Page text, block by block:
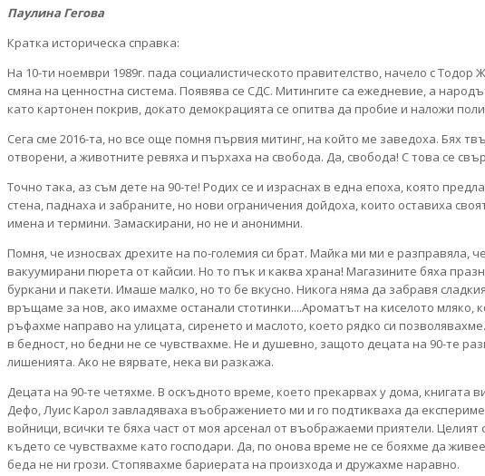
Паулина Гегова
Кратка историческа справка:
На 10-ти ноември 1989г. пада социалистическото правителство, начело с
смяна на ценностна система. Появява се СДС. Митингите са ежедневие, а
като картонен покрив, докато демокрацията се опитва да пробие и наложи
Сега сме 2016-та, но все още помня първия митинг, на който ме заведоха. Бях
отворени, а животните ревяха и пърхаха на свобода. Да, свобода! С това се
Точно така, аз съм дете на 90-те! Родих се и израснах в една епоха, която
стена, паднаха и забраните, но нови ограничения дойдоха, които оставиха
имена и термини. Замаскирани, но не и анонимни.
Помня, че износвах дрехите на по-големия си брат. Майка ми ми е разправяла,
вакуумирани пюрета от кайсии. Но то пък и каква храна! Магазините бяха
буркани и пакети. Имаше малко, но то бе вкусно. Никога няма да забравя
връщаме за нов, ако имахме останали стотинки....Ароматът на киселото
ръфахме направо на улицата, сиренето и маслото, което рядко си
в бедност, но бедни не се чувствахме. Не и душевно, защото децата на 90-те
лишенията. Ако не вярвате, нека ви разкажа.
Децата на 90-те четяхме. В оскъдното време, което прекарвах у дома,
Дефо, Луис Карол завладяваха въображението ми и го подтикваха да
войници, всички те бяха част от моя арсенал от въображаеми приятели.
където се чувствахме като господари. Да, по онова време не се бояхме да
беда не ни грози. Стопявахме бариерата на произхода и дружахме наравно.